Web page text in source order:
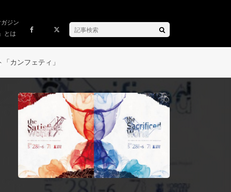
ジン
とは
カンフェティ」